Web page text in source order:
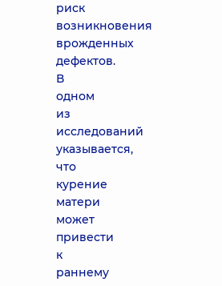
риск
возникновения
врожденных
дефектов.
В
одном
из
исследований
указывается,
что
курение
матери
может
привести
к
раннему